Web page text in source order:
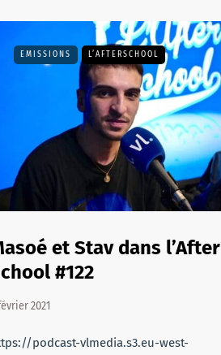
EMISSIONS L’AFTERSCHOOL
et Stav dans l’After
#122
2021
podcast-vlmedia.s3.eu-west-